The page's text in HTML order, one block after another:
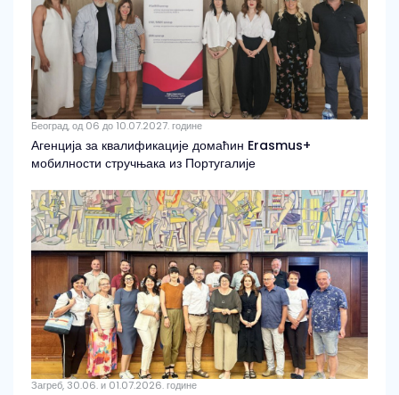
Београд, од 06 до 10.07.2027. године
Агенција за квалификације домаћин Erasmus+
мобилности стручњака из Португалије
Загреб, 30.06. и 01.07.2026. године